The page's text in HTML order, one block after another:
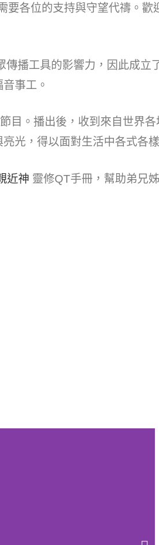
各位的支持與守望代禱。
傳播工具的影響力，因此成立
事工。
節目。播出後，收到來自世界
光，得以面對生活中各式各
近神​ 靈修QT手冊，幫助弟兄